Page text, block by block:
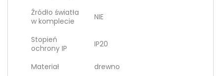
Źródło światła
w komplecie
NIE
Stopień
ochrony IP
IP20
Materiał
drewno